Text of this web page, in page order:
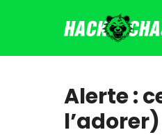
Alerte :
l’adorer)